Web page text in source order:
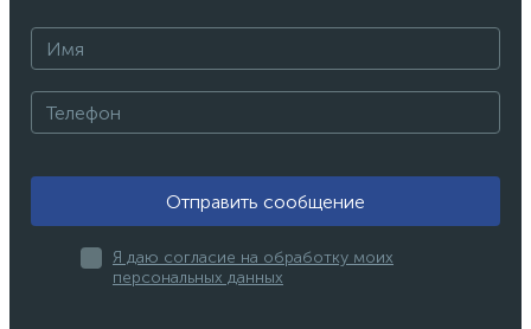
Отправить сообщение
Я даю согласие на обработку моих
персональных данных